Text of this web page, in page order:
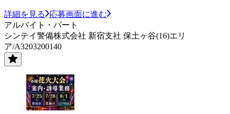
詳細を見る
応募画面に進む
アルバイト・パート
シンテイ警備株式会社 新宿支社 保土ヶ谷(16)エリ
ア/A3203200140